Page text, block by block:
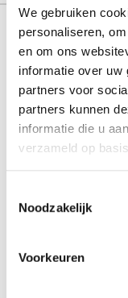
We gebruiken
personaliseren,
en om ons
informatie over uw
partners voor
partners kunnen
informatie die u
verzameld op
Noodzakelijk
Voorkeuren
165.000
16 jaar
8,8 uit onze
Festivalnieuws